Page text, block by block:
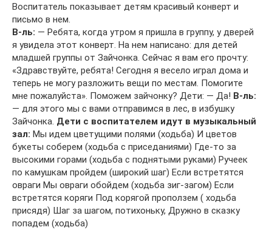
Воспитатель показывает детям красивый конверт и
письмо в нем.
В-ль: — Ребята, когда утром я пришла в группу, у дверей
я увидела этот конверт. На нем написано: для детей
младшей группы от Зайчонка. Сейчас я вам его прочту:
«Здравствуйте, ребята! Сегодня я весело играл дома и
теперь не могу разложить вещи по местам. Помогите
мне пожалуйста». Поможем зайчонку? Дети: — Да! В-ль:
— для этого мы с вами отправимся в лес, в избушку
Зайчонка. Дети с воспитателем идут в музыкальный
зал: Мы идем цветущими полями (ходьба) И цветов
букеты соберем (ходьба с приседаниями) Где-то за
высокими горами (ходьба с поднятыми руками) Ручеек
по камушкам пройдем (широкий шаг) Если встретятся
овраги Мы овраги обойдем (ходьба зиг-загом) Если
встретятся коряги Под корягой проползем ( ходьба
присядя) Шаг за шагом, потихоньку, Дружно в сказку
попадем (ходьба)